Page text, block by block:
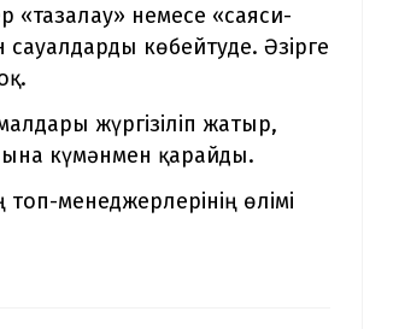
«тазалау» немесе «саяси-
көбейтуде. Әзірге
жүргізіліп жатыр,
күмәнмен қарайды.
менеджерлерінің өлімі